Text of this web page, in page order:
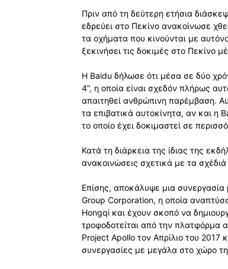
Πριν από τη δεύτερη ετήσια
εδρεύει στο Πεκίνο ανακοίνωσε
τα οχήματα που κινούνται με
ξεκινήσει τις δοκιμές στο Πεκίνο
Η Baidu δήλωσε ότι μέσα σε δύο
4”, η οποία είναι σχεδόν πλήρως
απαιτηθεί ανθρώπινη παρέμβαση.
τα επιβατικά αυτοκίνητα, αν και η
το οποίο έχει δοκιμαστεί σε
Κατά τη διάρκεια της ίδιας της
ανακοινώσεις σχετικά με τα
Επίσης, αποκάλυψε μια συνεργασία
Group Corporation, η οποία
Hongqi και έχουν σκοπό να
τροφοδοτείται από την πλατφόρμα
Project Apollo τον Απρίλιο του 2017
συνεργασίες με μεγάλα στο χώρο